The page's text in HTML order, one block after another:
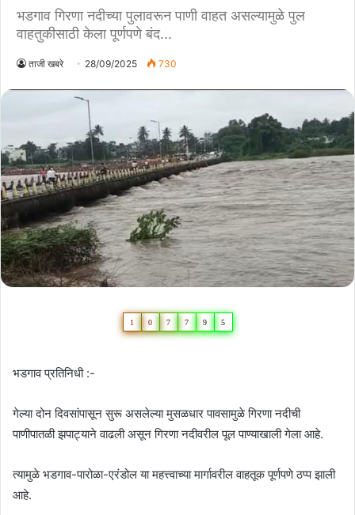
भडगाव गिरणा नदीच्या पुलावरून पाणी वाहत असल्यामुळे पुल
वाहतुकीसाठी केला पूर्णपणे बंद...
ताजी खबरे 28/09/2025 730
1 0 7 7 9 5
भडगाव प्रतिनिधी :-
गेल्या दोन दिवसांपासून सुरू असलेल्या मुसळधार पावसामुळे गिरणा नदीची
पाणीपातळी झपाट्याने वाढली असून गिरणा नदीवरील पूल पाण्याखाली गेला आहे.
त्यामुळे भडगाव-पारोळा-एरंडोल या महत्त्वाच्या मार्गावरील वाहतूक पूर्णपणे ठप्प झाली
आहे.